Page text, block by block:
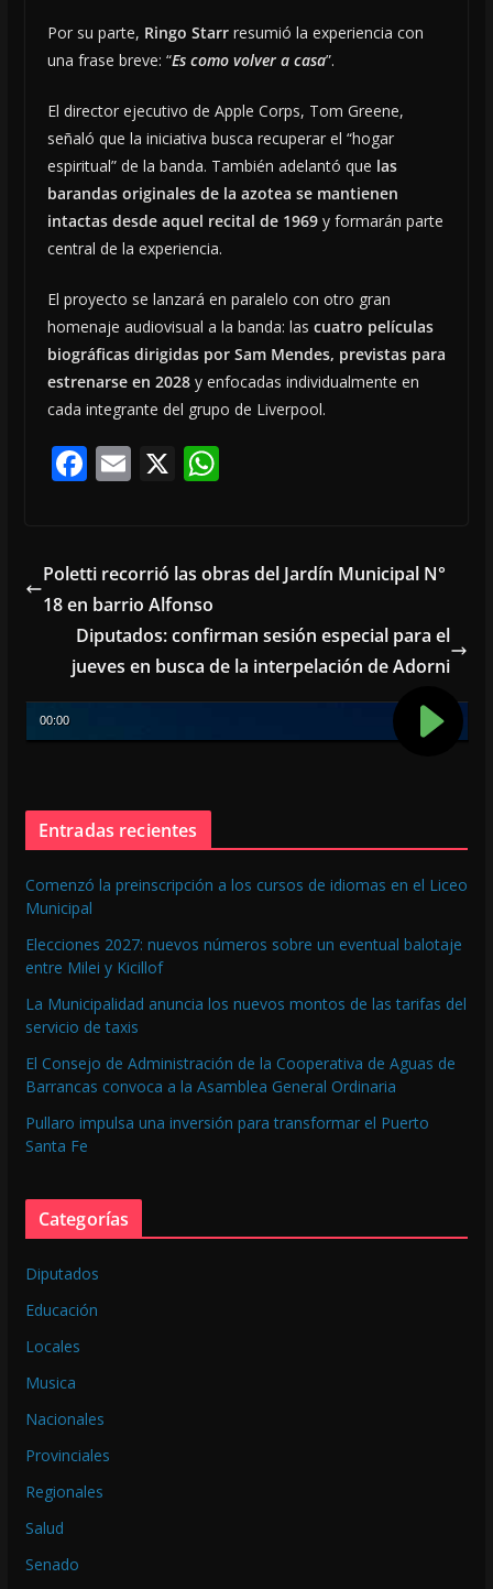
Por su parte, Ringo Starrresumió la experiencia con
una frase breve: “Es como volver a casa”.
El director ejecutivo de Apple Corps, Tom Greene,
señaló que la iniciativa busca recuperar el “hogar
espiritual” de la banda. También adelantó que las
barandas originales de la azotea se mantienen
intactas desde aquel recital de 1969y formarán parte
central de la experiencia.
El proyecto se lanzará en paralelo con otro gran
homenaje audiovisual a la banda: las cuatro películas
biográficas dirigidas por Sam Mendes, previstas para
estrenarse en 2028y enfocadas individualmente en
cada integrante del grupo de Liverpool.
F
b
o
o
k
E
l
X W
s
p
p
Poletti recorrió las obras del Jardín Municipal N°
18 en barrio Alfonso
Diputados: confirman sesión especial para el
jueves en busca de la interpelación de Adorni
Entradas recientes
Comenzó la preinscripción a los cursos de idiomas en el Liceo
Municipal
Elecciones 2027: nuevos números sobre un eventual balotaje
entre Milei y Kicillof
La Municipalidad anuncia los nuevos montos de las tarifas del
servicio de taxis
El Consejo de Administración de la Cooperativa de Aguas de
Barrancas convoca a la Asamblea General Ordinaria
Pullaro impulsa una inversión para transformar el Puerto
Santa Fe
Categorías
Diputados
Educación
Locales
Musica
Nacionales
Provinciales
Regionales
Salud
Senado